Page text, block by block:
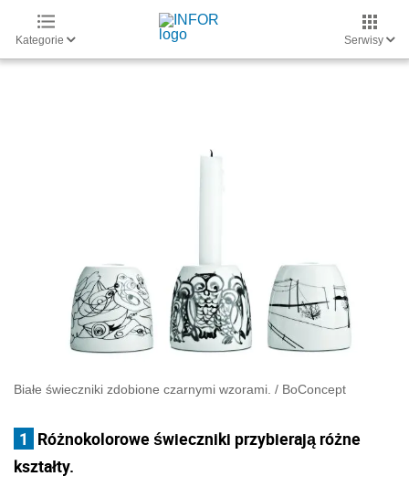
Kategorie Serwisy
Białe świeczniki zdobione czarnymi wzorami. / BoConcept
1 Różnokolorowe świeczniki przybierają różne
kształty.